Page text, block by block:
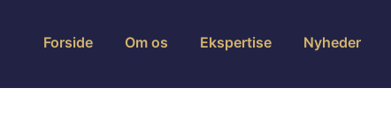
Forside Om os Ekspertise Nyheder